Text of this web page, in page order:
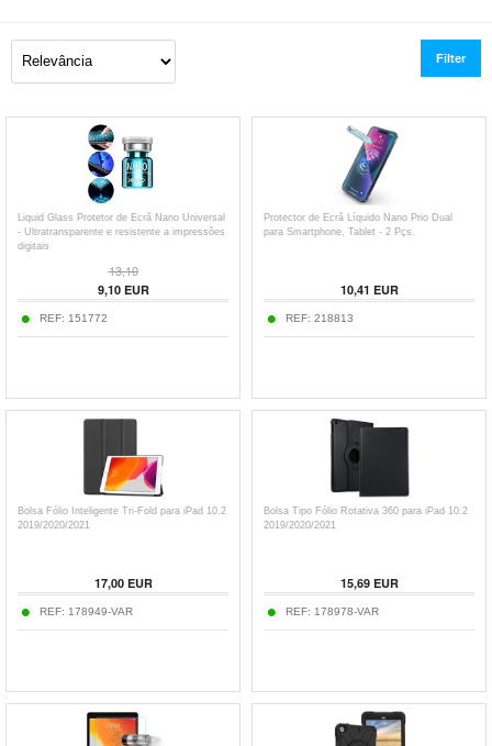
Filter
Liquid Glass Protetor de Ecrã Nano Universal
- Ultratransparente e resistente a impressões
digitais
13,10
9,10EUR
REF: 151772
Protector de Ecrã Líquido Nano Prio Dual
para Smartphone, Tablet - 2 Pçs.
10,41 EUR
REF: 218813
Bolsa Fólio Inteligente Tri-Fold para iPad 10.2
2019/2020/2021
17,00EUR
REF: 178949-VAR
Bolsa Tipo Fólio Rotativa 360 para iPad 10.2
2019/2020/2021
15,69EUR
REF: 178978-VAR